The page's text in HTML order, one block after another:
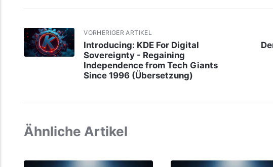
VORHERIGER ARTIKEL
Introducing: KDE For Digital
Sovereignty - Regaining
Independence from Tech Giants
Since 1996 (Übersetzung)
Ähnliche Artikel